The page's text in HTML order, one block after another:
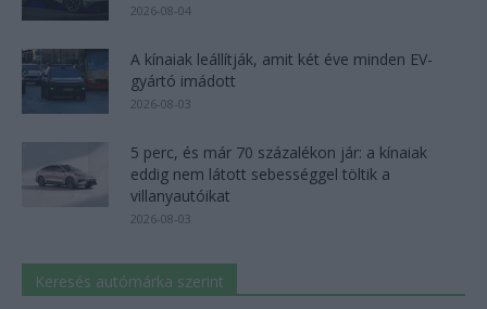
2026-08-04
A kínaiak leállítják, amit két éve minden EV-
gyártó imádott
2026-08-03
5 perc, és már 70 százalékon jár: a kínaiak
eddig nem látott sebességgel töltik a
villanyautóikat
2026-08-03
Keresés autómárka szerint